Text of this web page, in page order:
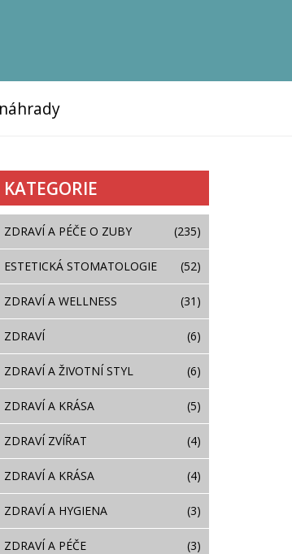
KATEGORIE
ZDRAVÍ A PÉČE O ZUBY (235)
ESTETICKÁ STOMATOLOGIE (52)
ZDRAVÍ A WELLNESS (31)
ZDRAVÍ (6)
ZDRAVÍ A ŽIVOTNÍ STYL (6)
ZDRAVÍ A KRÁSA (5)
ZDRAVÍ ZVÍŘAT (4)
ZDRAVÍ A KRÁSA (4)
ZDRAVÍ A HYGIENA (3)
ZDRAVÍ A PÉČE (3)